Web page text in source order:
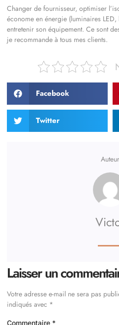
Changer de fournisseur, optimiser
économe en énergie (luminaires
entretenir son équipement. Ce sont
je recommande à tous mes clients.
Facebook
Twitter
Auteur
Laisser un
Votre adresse e-mail ne sera pas
indiqués avec *
Commentaire *